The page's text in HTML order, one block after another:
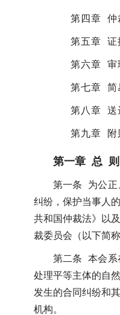
第四章 仲
第五章 证
第六章 审
第七章 简
第八章 送
第九章 附
第一章 总 则
第一条 为公正
纠纷，保护当事人
共和国仲裁法》以
裁委员会（以下简
第二条 本会系
处理平等主体的自
发生的合同纠纷和
机构。